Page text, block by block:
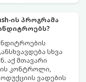
შეგიძლიათ.
ის პროგრამა
სხვა
აქ მთავარი
კონტროლი,
ვადების